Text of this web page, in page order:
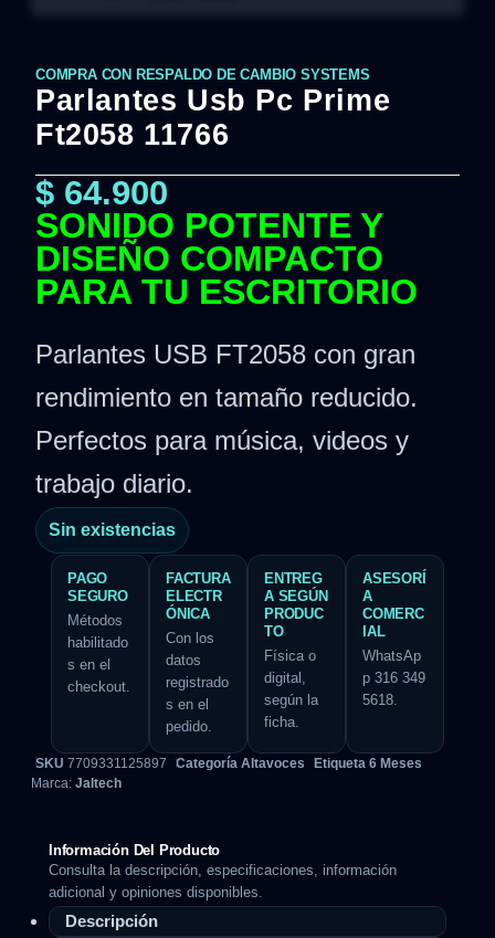
COMPRA CON RESPALDO DE CAMBIO SYSTEMS
Parlantes Usb Pc Prime
Ft2058 11766
$ 64.900
SONIDO POTENTE Y
DISEÑO COMPACTO
PARA TU ESCRITORIO
Parlantes USB FT2058 con gran
rendimiento en tamaño reducido.
Perfectos para música, videos y
trabajo diario.
Sin existencias
PAGO
SEGURO
Métodos
habilitado
s en el
checkout.
FACTURA
ELECTR
ÓNICA
Con los
datos
registrado
s en el
pedido.
ENTREG
A SEGÚN
PRODUC
TO
Física o
digital,
según la
ficha.
ASESORÍ
A
COMERC
IAL
WhatsAp
p 316 349
5618.
SKU 7709331125897 Categoría Altavoces Etiqueta 6 Meses
Marca: Jaltech
Información Del Producto
Consulta la descripción, especificaciones, información
adicional y opiniones disponibles.
Descripción